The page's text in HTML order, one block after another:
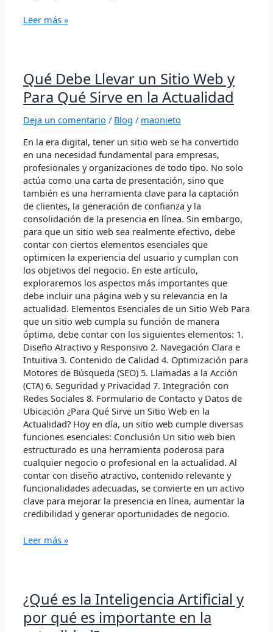
Leer más »
Qué Debe Llevar un Sitio Web y
Para Qué Sirve en la Actualidad
Deja un comentario / Blog / maonieto
En la era digital, tener un sitio web se ha convertido
en una necesidad fundamental para empresas,
profesionales y organizaciones de todo tipo. No solo
actúa como una carta de presentación, sino que
también es una herramienta clave para la captación
de clientes, la generación de confianza y la
consolidación de la presencia en línea. Sin embargo,
para que un sitio web sea realmente efectivo, debe
contar con ciertos elementos esenciales que
optimicen la experiencia del usuario y cumplan con
los objetivos del negocio. En este artículo,
exploraremos los aspectos más importantes que
debe incluir una página web y su relevancia en la
actualidad. Elementos Esenciales de un Sitio Web Para
que un sitio web cumpla su función de manera
óptima, debe contar con los siguientes elementos: 1.
Diseño Atractivo y Responsivo 2. Navegación Clara e
Intuitiva 3. Contenido de Calidad 4. Optimización para
Motores de Búsqueda (SEO) 5. Llamadas a la Acción
(CTA) 6. Seguridad y Privacidad 7. Integración con
Redes Sociales 8. Formulario de Contacto y Datos de
Ubicación ¿Para Qué Sirve un Sitio Web en la
Actualidad? Hoy en día, un sitio web cumple diversas
funciones esenciales: Conclusión Un sitio web bien
estructurado es una herramienta poderosa para
cualquier negocio o profesional en la actualidad. Al
contar con diseño atractivo, contenido relevante y
funcionalidades adecuadas, se convierte en un activo
clave para mejorar la presencia en línea, aumentar la
credibilidad y generar oportunidades de negocio.
Qué
Debe
Llevar
Sitio
Web
y
Para
Qué
Sirve
en
la
Actualidad
Leer más »
¿Qué es la Inteligencia Artificial y
por qué es importante en la
¿Qué
es
la